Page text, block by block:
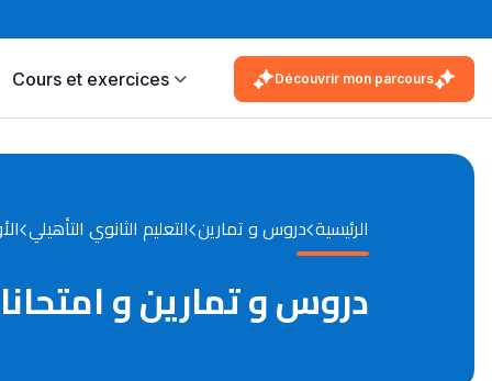
Cours et exercices Découvrir mon parcours
الرئيسية دروس و تمارين التعليم الثانوي التأهيلي
دروس و تمارين و